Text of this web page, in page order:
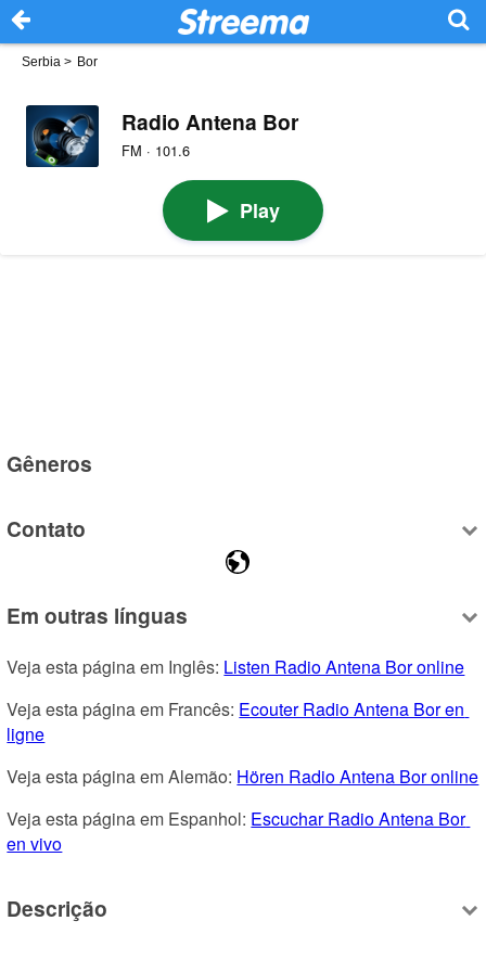
Serbia > Bor
Radio Antena Bor
FM · 101.6
Play
Gêneros
Contato
Em outras línguas
Veja esta página em Inglês: Listen Radio Antena Bor online
Veja esta página em Francês: Ecouter Radio Antena Bor en
ligne
Veja esta página em Alemão: Hören Radio Antena Bor online
Veja esta página em Espanhol: Escuchar Radio Antena Bor
en vivo
Descrição